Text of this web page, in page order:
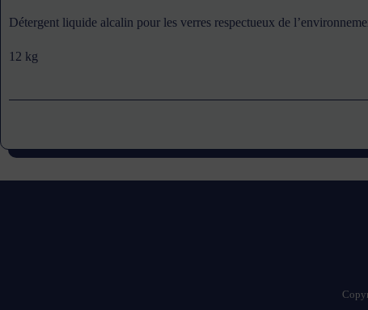
Détergent liquide alcalin pour les verres respectueux de
12 kg